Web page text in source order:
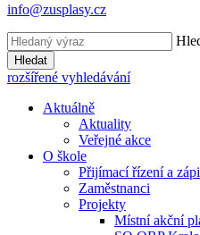
info@zusplasy.cz
Hledat
rozšířené vyhledávání
Aktuálně
Aktuality
Veřejné akce
O škole
Přijímací řízení a
Zaměstnanci
Projekty
Místní akční